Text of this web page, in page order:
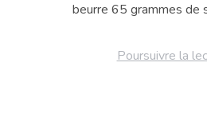
beurre 65 grammes de
Poursuivre la